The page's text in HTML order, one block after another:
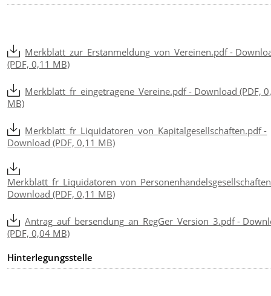
Merkblatt_zur_Erstanmeldung_von_Vereinen.pdf -
(PDF, 0,11 MB)
Merkblatt_fr_eingetragene_Vereine.pdf - Download (PDF,
MB)
Merkblatt_fr_Liquidatoren_von_Kapitalgesellschaften.pdf -
Download (PDF, 0,11 MB)
Download (PDF, 0,11 MB)
Antrag_auf_bersendung_an_RegGer_Version_3.pdf -
(PDF, 0,04 MB)
Hinterlegungsstelle